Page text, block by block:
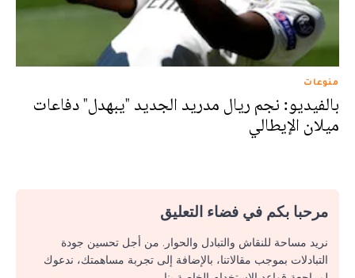
منوعات
بالفيديو: نجم ريال مدريد الجديد "يبهدل" دفاعات
ميلان الإيطالي
مرحبا بكم في فضاء التعليق
نريد مساحة للنقاش والتبادل والحوار. من أجل تحسين جودة
التبادلات بموجب مقالاتنا، بالإضافة إلى تجربة مساهمتك، ندعوك